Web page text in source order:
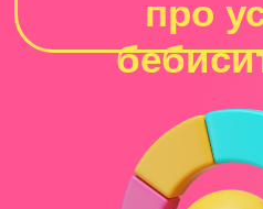
aviapark@hello-park.ru
Телефон:
+7 903 130 97 97